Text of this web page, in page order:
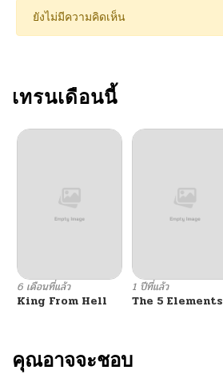
ยังไม่มีความคิดเห็น
เทรนเดือนนี้
6 เดือนที่แล้ว
King From Hell
1 ปีที่แล้ว
The 5 Elements
คุณอาจจะชอบ